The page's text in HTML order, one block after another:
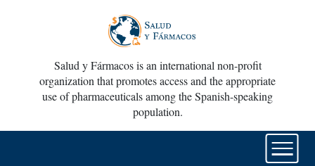
Salud y Fármacos is an international non-profit
organization that promotes access and the appropriate
use of pharmaceuticals among the Spanish-speaking
population.